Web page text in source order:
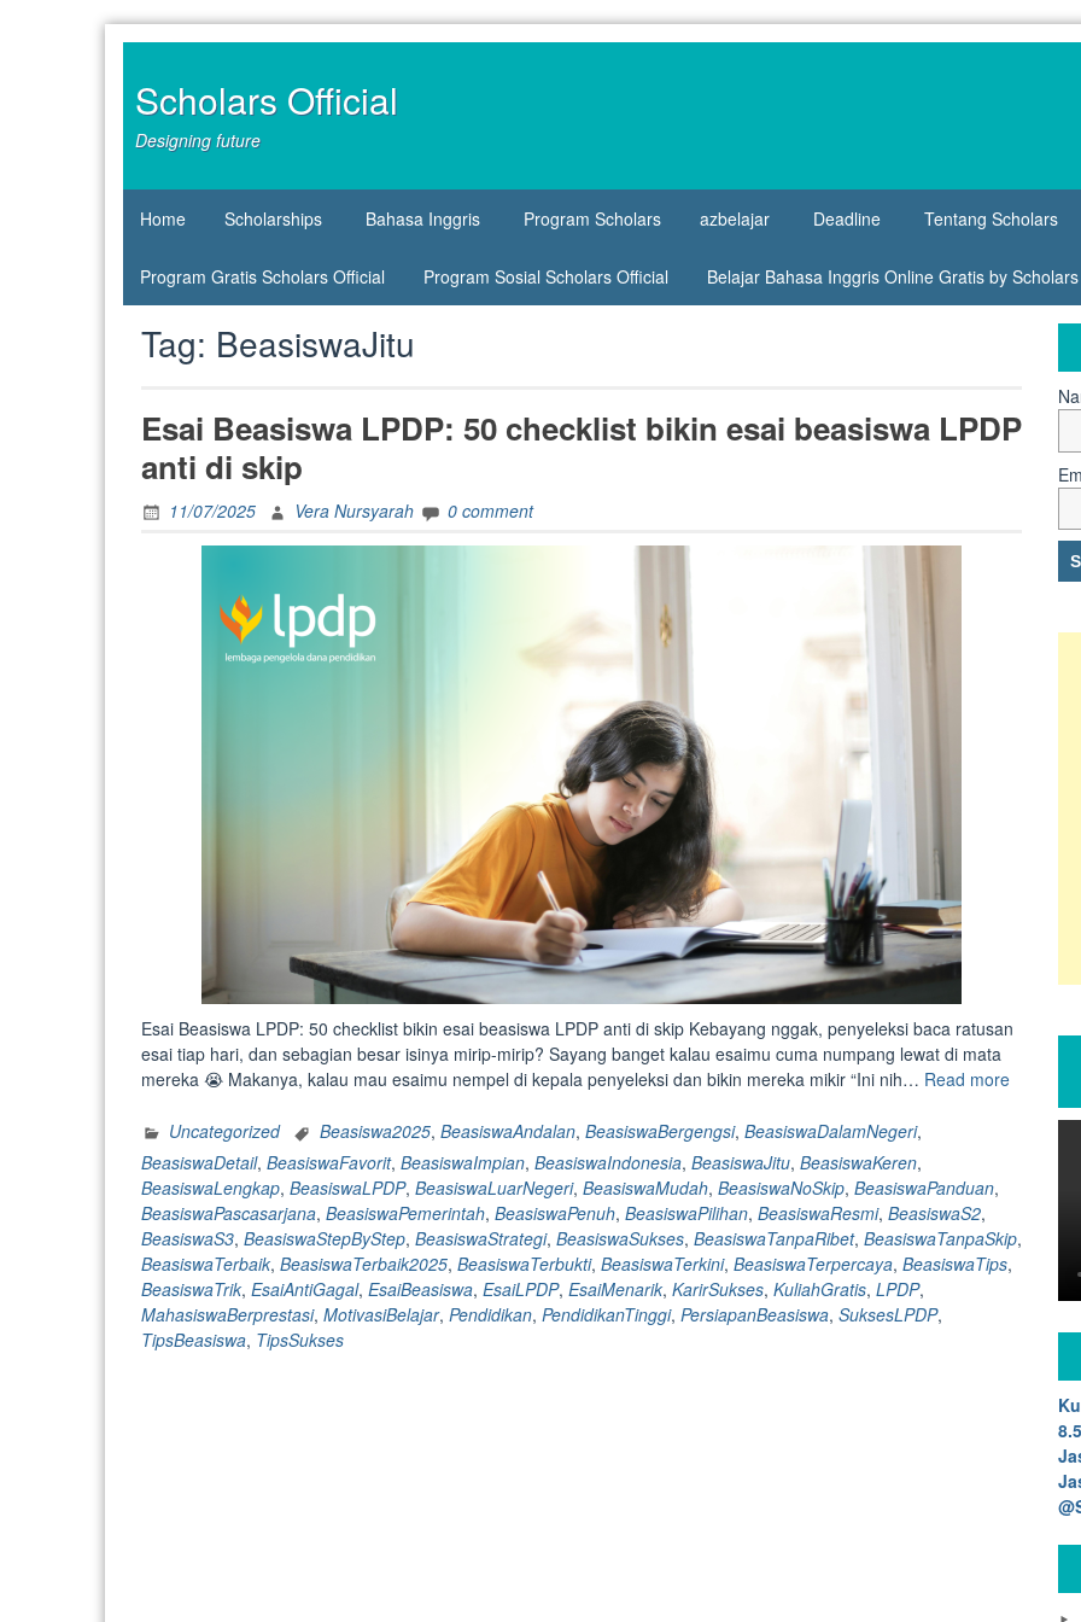
Scholars Official
Designing future
Home Scholarships Bahasa Inggris Program Scholars azbelajar Deadline Tentang Scholars
Program Gratis Scholars Official Program Sosial Scholars Official Belajar Bahasa Inggris Online Gratis by
Tag: BeasiswaJitu
Esai Beasiswa LPDP: 50 checklist bikin esai beasiswa LPDP
anti di skip
11/07/2025 Vera Nursyarah 0 comment
Esai Beasiswa LPDP: 50 checklist bikin esai beasiswa LPDP anti di skip Kebayang nggak, penyeleksi baca ratusan
esai tiap hari, dan sebagian besar isinya mirip-mirip? Sayang banget kalau esaimu cuma numpang lewat di mata
mereka 😭 Makanya, kalau mau esaimu nempel di kepala penyeleksi dan bikin mereka mikir “Ini nih… Read more
Beasiswa
esai
beasiswa
LPDP
skip</
Uncategorized Beasiswa2025, BeasiswaAndalan, BeasiswaBergengsi, BeasiswaDalamNegeri,
BeasiswaDetail, BeasiswaFavorit, BeasiswaImpian, BeasiswaIndonesia, BeasiswaJitu, BeasiswaKeren,
BeasiswaLengkap, BeasiswaLPDP, BeasiswaLuarNegeri, BeasiswaMudah, BeasiswaNoSkip, BeasiswaPanduan,
BeasiswaPascasarjana, BeasiswaPemerintah, BeasiswaPenuh, BeasiswaPilihan, BeasiswaResmi, BeasiswaS2,
BeasiswaS3, BeasiswaStepByStep, BeasiswaStrategi, BeasiswaSukses, BeasiswaTanpaRibet, BeasiswaTanpaSkip,
BeasiswaTerbaik, BeasiswaTerbaik2025, BeasiswaTerbukti, BeasiswaTerkini, BeasiswaTerpercaya, BeasiswaTips,
BeasiswaTrik, EsaiAntiGagal, EsaiBeasiswa, EsaiLPDP, EsaiMenarik, KarirSukses, KuliahGratis, LPDP,
MahasiswaBerprestasi, MotivasiBelajar, Pendidikan, PendidikanTinggi, PersiapanBeasiswa, SuksesLPDP,
TipsBeasiswa, TipsSukses
8.5